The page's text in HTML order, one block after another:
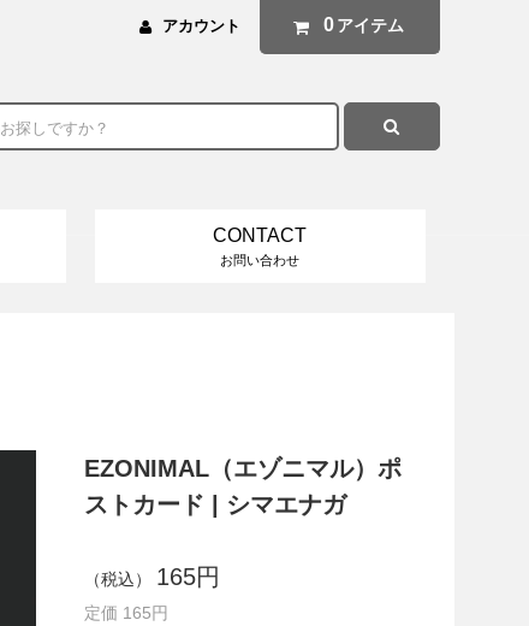
アカウント 0 アイテム
CONTACT
お問い合わせ
EZONIMAL（エゾニマル）ポ
ストカード | シマエナガ
（税込） 165円
定価 165円